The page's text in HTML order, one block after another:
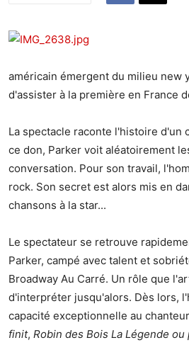
américain émergent du milieu new
d'assister à la première en France
La spectacle raconte l'histoire d'un
ce don, Parker voit aléatoirement
conversation. Pour son travail,
rock. Son secret est alors mis en
chansons à la star...
Le spectateur se retrouve
Parker, campé avec talent et
Broadway Au Carré. Un rôle que
d'interpréter jusqu'alors. Dès lors,
capacité exceptionnelle au
finit, Robin des Bois La Légende